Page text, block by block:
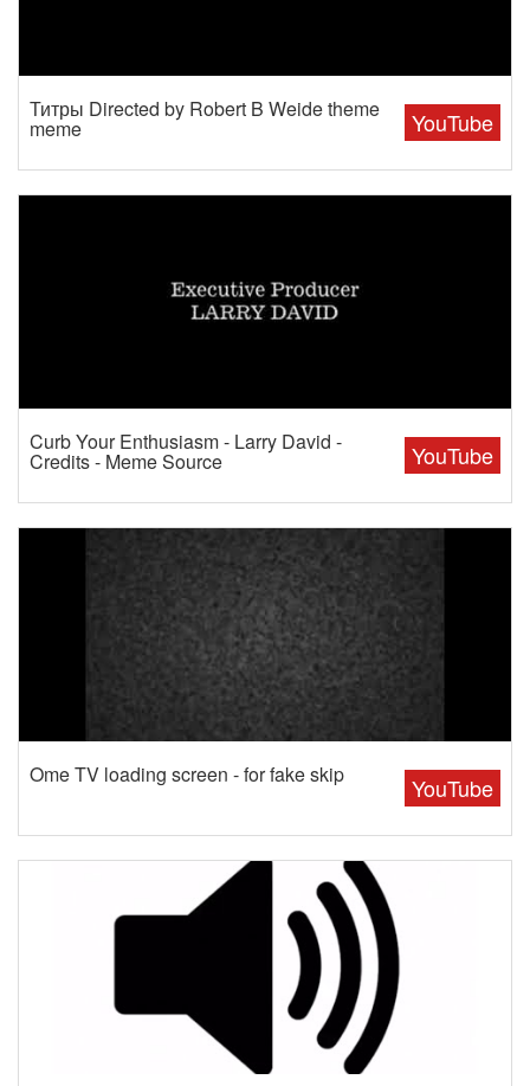
YouTube
Титры Directed by Robert B Weide theme
meme
YouTube
Curb Your Enthusiasm - Larry David -
Credits - Meme Source
YouTube
Ome TV loading screen - for fake skip